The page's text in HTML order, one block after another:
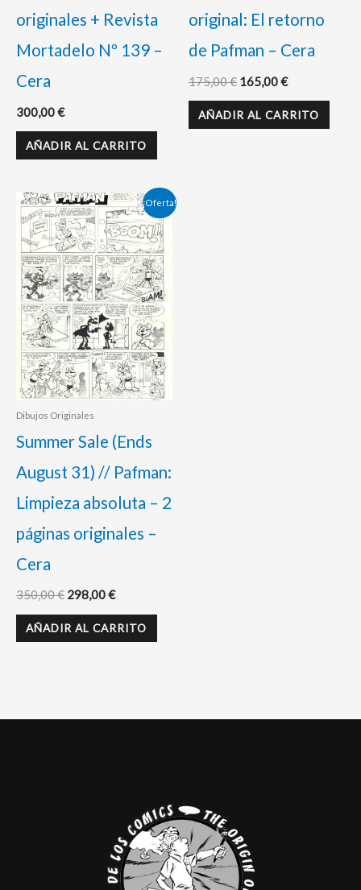
originales + Revista
Mortadelo Nº 139 –
Cera
300,00€
AÑADIR AL CARRITO
original: El retorno
de Pafman – Cera
175,00€ 165,00€
AÑADIR AL CARRITO
¡Oferta!
Dibujos Originales
Summer Sale (Ends
August 31) // Pafman:
Limpieza absoluta – 2
páginas originales –
Cera
350,00€
El
precio
original
era:
350,00 €.
298,00€
El
precio
actual
es:
298,00 €.
AÑADIR AL CARRITO